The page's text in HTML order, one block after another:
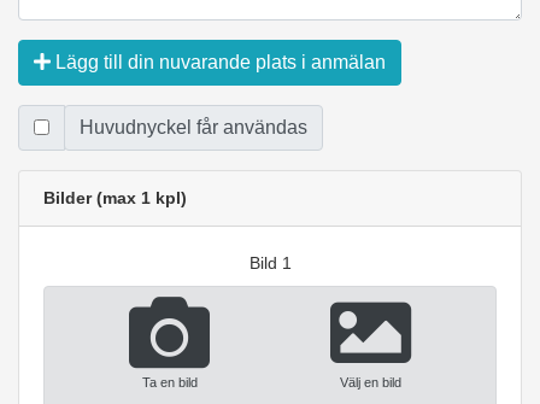
Lägg till din nuvarande plats i anmälan
Huvudnyckel får användas
Bilder (max 1 kpl)
Bild 1
Ta en bild Välj en bild